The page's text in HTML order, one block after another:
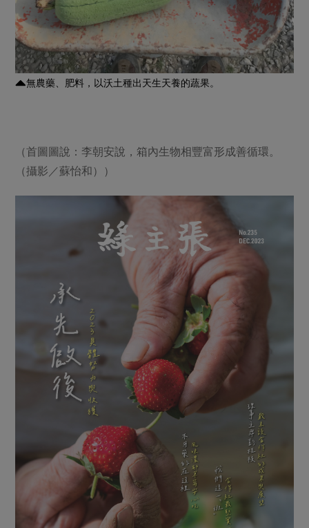
無農藥、肥料，以沃土種出天生天養的蔬果。
（首圖圖說：李朝安說，箱內生物相豐富形成善循環。
（攝影／蘇怡和））